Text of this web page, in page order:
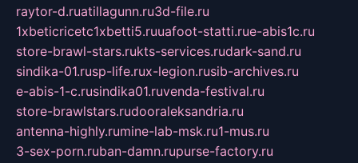
raytor-d.ruatillagunn.ru3d-file.ru
1xbeticricetc1xbetti5.ruuafoot-statti.rue-abis1c.ru
store-brawl-stars.rukts-services.rudark-sand.ru
sindika-01.rusp-life.rux-legion.rusib-archives.ru
e-abis-1-c.rusindika01.ruvenda-festival.ru
store-brawlstars.rudooraleksandria.ru
antenna-highly.rumine-lab-msk.ru1-mus.ru
3-sex-porn.ruban-damn.rupurse-factory.ru